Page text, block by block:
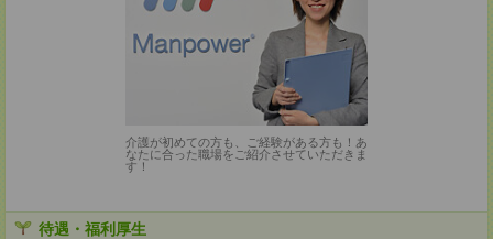
介護が初めての方も、ご経験がある方も！あ
なたに合った職場をご紹介させていただきま
す！
待遇・福利厚生